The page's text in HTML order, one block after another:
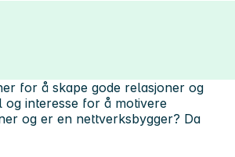
for å skape gode relasjoner og
interesse for å motivere
og er en nettverksbygger? Da